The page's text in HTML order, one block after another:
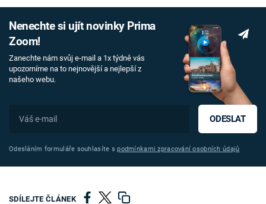
Nenechte si ujít novinky Prima
Zoom!
Zanechte nám svůj e-mail a 1x týdně vás
upozorníme na to nejnovější a nejlepší z
našeho webu.
ODESLAT
Odesláním formuláře souhlasíte spodmínkami zpracování osobních údajů
SDÍLEJTE ČLÁNEK